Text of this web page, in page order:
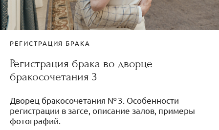
РЕГИСТРАЦИЯ БРАКА
Регистрация брака во дворце
бракосочетания 3
Дворец бракосочетания № 3. Особенности
регистрации в загсе, описание залов, примеры
фотографий.